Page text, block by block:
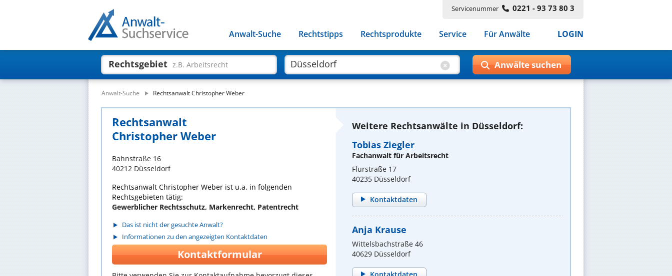
Servicenummer 0221 - 93 73 80 3
Anwalt-Suche Rechtstipps Rechtsprodukte Service Für Anwälte LOGIN
Rechtsgebiet z.B. Arbeitsrecht
Anwalt-Suche Rechtsanwalt Christopher Weber
Rechtsanwalt
Christopher Weber
Bahnstraße 16
40212 Düsseldorf
Rechtsanwalt Christopher Weber ist u.a. in folgenden
Rechtsgebieten tätig:
Gewerblicher Rechtsschutz, Markenrecht, Patentrecht
Das ist nicht der gesuchte Anwalt?
Informationen zu den angezeigten Kontaktdaten
Kontaktformular
Weitere Rechtsanwälte in Düsseldorf:
Tobias Ziegler
Fachanwalt für Arbeitsrecht
Flurstraße 17
40235 Düsseldorf
Kontaktdaten
Anja Krause
Wittelsbachstraße 46
40629 Düsseldorf